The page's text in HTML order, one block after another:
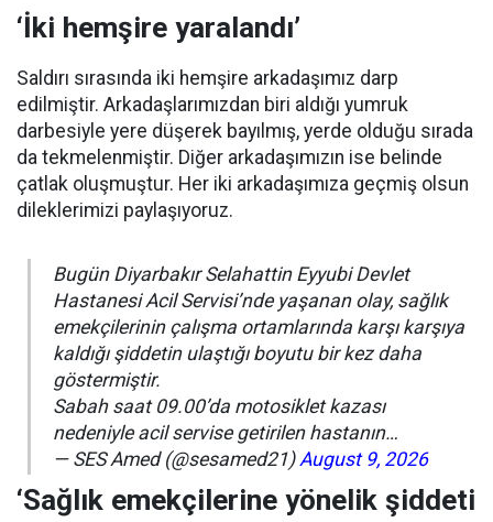
‘İki hemşire yaralandı’
Saldırı sırasında iki hemşire arkadaşımız darp
edilmiştir. Arkadaşlarımızdan biri aldığı yumruk
darbesiyle yere düşerek bayılmış, yerde olduğu sırada
da tekmelenmiştir. Diğer arkadaşımızın ise belinde
çatlak oluşmuştur. Her iki arkadaşımıza geçmiş olsun
dileklerimizi paylaşıyoruz.
Bugün Diyarbakır Selahattin Eyyubi Devlet
Hastanesi Acil Servisi’nde yaşanan olay, sağlık
emekçilerinin çalışma ortamlarında karşı karşıya
kaldığı şiddetin ulaştığı boyutu bir kez daha
göstermiştir.
Sabah saat 09.00’da motosiklet kazası
nedeniyle acil servise getirilen hastanın…
— SES Amed (@sesamed21)August 9, 2026
‘Sağlık emekçilerine yönelik şiddeti